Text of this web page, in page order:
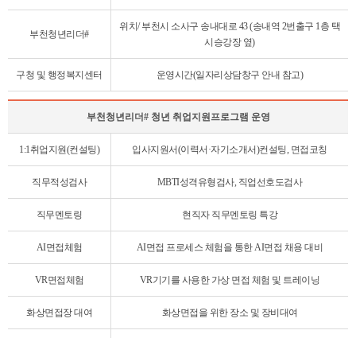
부천청년리더#
위치/ 부천시 소사구 송내대로 43 (송내역 2번출구 1층 택
시승강장 옆)
구청 및 행정복지센터 운영시간(일자리상담창구 안내 참고)
원
부천청년리더# 청년 취업지원프로그램 운영
1:1취업지원(컨설팅) 입사지원서(이력서·자기소개서)컨설팅, 면접코칭
직무적성검사 MBTI성격유형검사, 직업선호도검사
직무멘토링 현직자 직무멘토링 특강
AI면접체험 AI면접 프로세스 체험을 통한 AI면접 채용 대비
VR면접체험 VR기기를 사용한 가상 면접 체험 및 트레이닝
화상면접장 대여 화상면접을 위한 장소 및 장비대여